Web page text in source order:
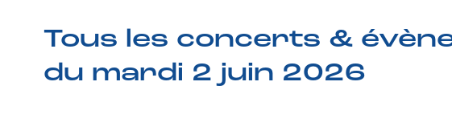
Tous les concerts &
du mardi 2 juin 2026